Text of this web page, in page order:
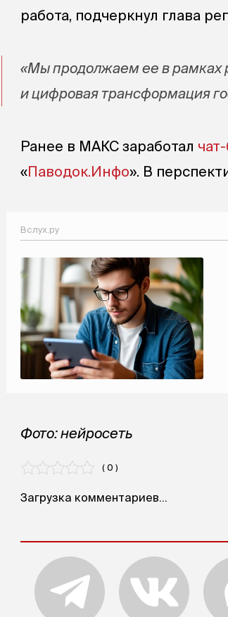
работа, подчеркнул глава
«Мы продолжаем ее в рамках
и цифровая трансформация
Ранее в МАКС заработал
«Паводок.Инфо». В
Вслух.ру
Фото: нейросеть
( 0 )
Загрузка комментариев...